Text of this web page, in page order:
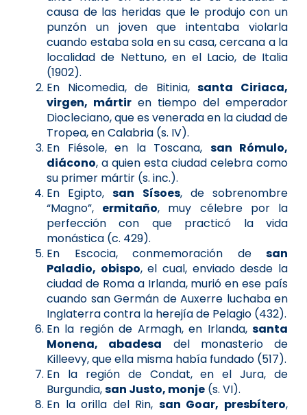
causa de las heridas que le produjo con un
punzón un joven que intentaba violarla
cuando estaba sola en su casa, cercana a la
localidad de Nettuno, en el Lacio, de Italia
(1902).
En Nicomedia, de Bitinia,santa Ciriaca,
virgen, mártir en tiempo del emperador
Diocleciano, que es venerada en la ciudad de
Tropea, en Calabria (s. IV).
En Fiésole, en la Toscana, san Rómulo,
diácono, a quien esta ciudad celebra como
su primer mártir (s. inc.).
En Egipto,san Sísoes, de sobrenombre
“Magno”, ermitaño, muy célebre por la
perfección con que practicó la vida
monástica (c. 429).
En Escocia, conmemoración de san
Paladio, obispo, el cual, enviado desde la
ciudad de Roma a Irlanda, murió en ese país
cuando san Germán de Auxerre luchaba en
Inglaterra contra la herejía de Pelagio (432).
En la región de Armagh, en Irlanda, santa
Monena, abadesa del monasterio de
Killeevy, que ella misma había fundado (517).
En la región de Condat, en el Jura, de
Burgundia,san Justo, monje (s. VI).
En la orilla del Rin, san Goar, presbítero,